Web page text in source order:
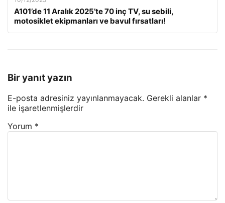
A101’de 11 Aralık 2025’te 70 inç TV, su sebili,
motosiklet ekipmanları ve bavul fırsatları!
Bir yanıt yazın
E-posta adresiniz yayınlanmayacak. Gerekli alanlar *
ile işaretlenmişlerdir
Yorum *